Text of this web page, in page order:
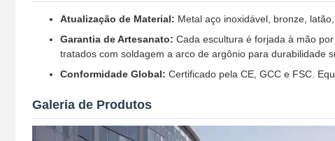
Atualização de Material: Metal aço inoxidável, bronze,
Garantia de Artesanato: Cada escultura é forjada à mão
tratados com soldagem a arco de argônio para durabilidade
Conformidade Global: Certificado pela CE, GCC e FSC.
Galeria de Produtos